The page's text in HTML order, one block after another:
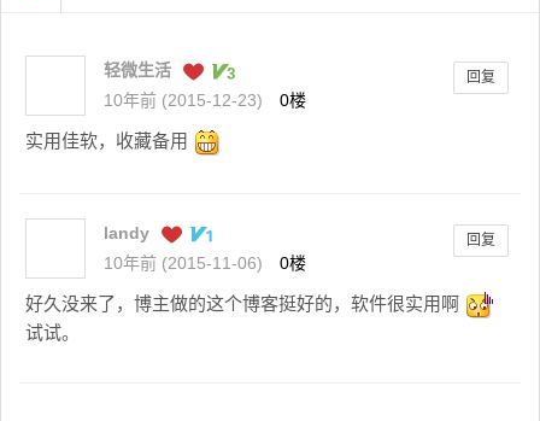
轻微生活
10年前 (2015-12-23)
0楼
回复
实用佳软，收藏备用
landy
10年前 (2015-11-06)
0楼
回复
好久没来了，博主做的这个博客挺好的，软件很实用啊
试试。